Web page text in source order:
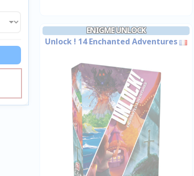
ENIGME UNLOCK
Unlock ! 14 Enchanted Adventures